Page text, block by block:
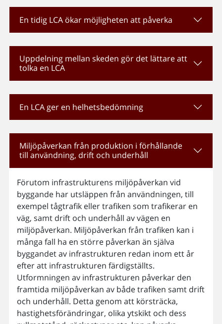
En tidig LCA ökar möjligheten att påverka
Uppdelning mellan skeden gör det lättare att
tolka en LCA
En LCA ger en helhetsbedömning
Miljöpåverkan från produktion i förhållande
till användning, drift och underhåll
Förutom infrastrukturens miljöpåverkan vid
byggande har utsläppen från användningen, till
exempel tågtrafik eller trafiken som trafikerar en
väg, samt drift och underhåll av vägen en
miljöpåverkan. Miljöpåverkan från trafiken kan i
många fall ha en större påverkan än själva
byggandet av infrastrukturen redan inom ett år
efter att infrastrukturen färdigställts.
Utformningen av infrastrukturen påverkar den
framtida miljöpåverkan av både trafiken samt drift
och underhåll. Detta genom att körsträcka,
hastighetsförändringar, olika ytskikt och dess